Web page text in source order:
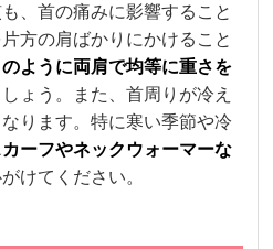
、首の痛みに影響すること
方の肩ばかりにかけること
ように両肩で均等に重さを
ょう。また、首周りが冷え
ります。特に寒い季節や冷
カーフやネックウォーマーな
けてください。